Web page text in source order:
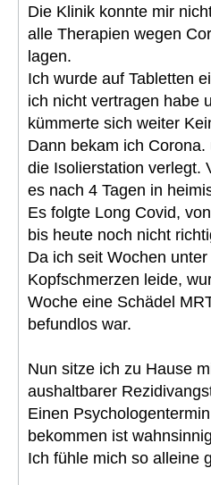
Die Klinik konnte mir
alle Therapien wegen
lagen.
Ich wurde auf Tabletten
ich nicht vertragen habe
kümmerte sich weiter
Dann bekam ich
die Isolierstation verlegt.
es nach 4 Tagen in
Es folgte Long Covid,
bis heute noch nicht
Da ich seit Wochen
Kopfschmerzen leide,
Woche eine Schädel
befundlos war.
Nun sitze ich zu Hause
aushaltbarer
Einen
bekommen ist
Ich fühle mich so alleine